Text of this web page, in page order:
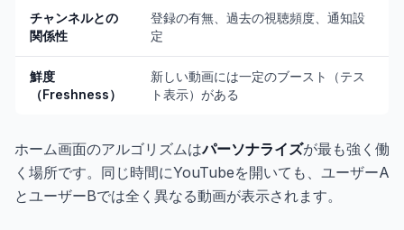
チャンネルとの
関係性
登録の有無、過去の視聴頻度、通知設
定
鮮度
（Freshness）
新しい動画には一定のブースト（テス
ト表示）がある
ホーム画面のアルゴリズムはパーソナライズが最も強く働
く場所です。同じ時間にYouTubeを開いても、ユーザーA
とユーザーBでは全く異なる動画が表示されます。